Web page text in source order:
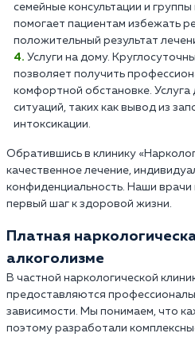
семейные консультации и
помогает пациентам избежать
положительный результат
Услуги на дому.
позволяет получить
комфортной обстановке. Услуга
ситуаций, таких как вывод из
интоксикации.
Обратившись в клинику
качественное лечение,
конфиденциальность. Наши врачи
первый шаг к здоровой жизни.
Платная
алкоголизме
В частной наркологической
предоставляются
зависимости. Мы понимаем, что
поэтому разработали